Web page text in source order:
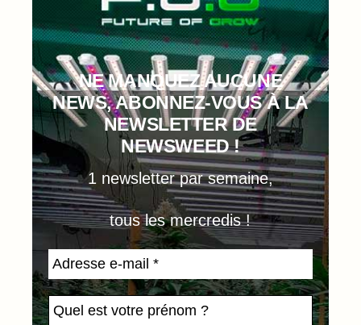
NE MANQUEZ AUCUNE
NEWS, ABONNEZ-VOUS À LA
NEWSLETTER DE
NEWSWEED !
1 newsletter par semaine,
tous les mercredis !